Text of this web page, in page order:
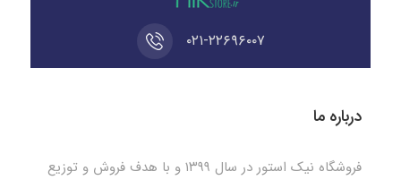
۰۲۱-۲۲۶۹۶۰۰۷
درباره ما
فروشگاه نیک استور در سال ۱۳۹۹ و با هدف فروش و توزیع